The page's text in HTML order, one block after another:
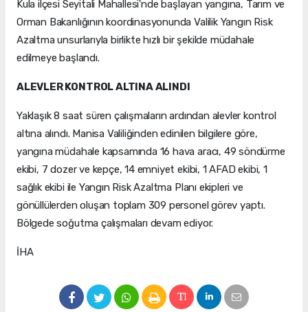
Kula ilçesi Seyitali Mahallesi'nde başlayan yangına, Tarım ve
Orman Bakanlığının koordinasyonunda Valilik Yangın Risk
Azaltma unsurlarıyla birlikte hızlı bir şekilde müdahale
edilmeye başlandı.
ALEVLER KONTROL ALTINA ALINDI
Yaklaşık 8 saat süren çalışmaların ardından alevler kontrol
altına alındı. Manisa Valiliğinden edinilen bilgilere göre,
yangına müdahale kapsamında 16 hava aracı, 49 söndürme
ekibi, 7 dozer ve kepçe, 14 emniyet ekibi, 1 AFAD ekibi, 1
sağlık ekibi ile Yangın Risk Azaltma Planı ekipleri ve
gönüllülerden oluşan toplam 309 personel görev yaptı.
Bölgede soğutma çalışmaları devam ediyor.
İHA